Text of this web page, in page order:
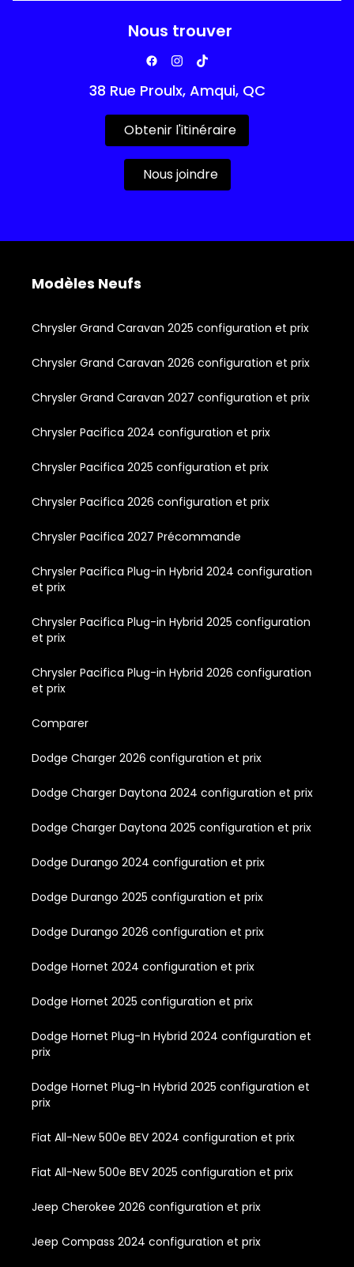
Nous trouver
38 Rue Proulx, Amqui, QC
Obtenir l'itinéraire
Nous joindre
Modèles Neufs
Chrysler Grand Caravan 2025 configuration et prix
Chrysler Grand Caravan 2026 configuration et prix
Chrysler Grand Caravan 2027 configuration et prix
Chrysler Pacifica 2024 configuration et prix
Chrysler Pacifica 2025 configuration et prix
Chrysler Pacifica 2026 configuration et prix
Chrysler Pacifica 2027 Précommande
Chrysler Pacifica Plug-in Hybrid 2024 configuration
et prix
Chrysler Pacifica Plug-in Hybrid 2025 configuration
et prix
Chrysler Pacifica Plug-in Hybrid 2026 configuration
et prix
Comparer
Dodge Charger 2026 configuration et prix
Dodge Charger Daytona 2024 configuration et prix
Dodge Charger Daytona 2025 configuration et prix
Dodge Durango 2024 configuration et prix
Dodge Durango 2025 configuration et prix
Dodge Durango 2026 configuration et prix
Dodge Hornet 2024 configuration et prix
Dodge Hornet 2025 configuration et prix
Dodge Hornet Plug-In Hybrid 2024 configuration et
prix
Dodge Hornet Plug-In Hybrid 2025 configuration et
prix
Fiat All-New 500e BEV 2024 configuration et prix
Fiat All-New 500e BEV 2025 configuration et prix
Jeep Cherokee 2026 configuration et prix
Jeep Compass 2024 configuration et prix